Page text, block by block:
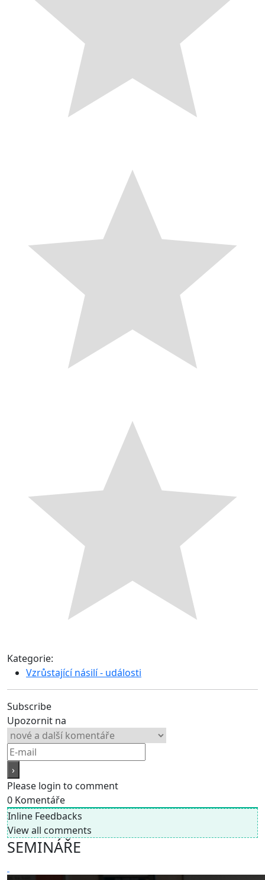
Kategorie:
Vzrůstající násilí - události
Subscribe
Upozornit na
Please login to comment
0 Komentáře
Inline Feedbacks
View all comments
SEMINÁŘE